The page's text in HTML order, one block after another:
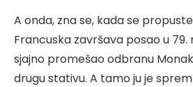
A onda, zna se, kada se
Francuska završava posao u
sjajno promešao odbranu
drugu stativu. A tamo ju je